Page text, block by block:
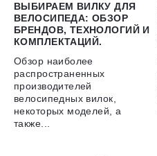
ВЫБИРАЕМ ВИЛКУ ДЛЯ
ВЕЛОСИПЕДА: ОБЗОР
БРЕНДОВ, ТЕХНОЛОГИЙ И
КОМПЛЕКТАЦИЙ.
Обзор наиболее
распространенных
производителей
велосипедных вилок,
некоторых моделей, а
также...